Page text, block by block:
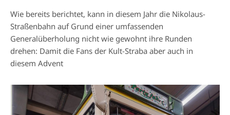
Wie bereits berichtet, kann in diesem Jahr die Nikolaus-
Straßenbahn auf Grund einer umfassenden
Generalüberholung nicht wie gewohnt ihre Runden
drehen: Damit die Fans der Kult-Straba aber auch in
diesem Advent